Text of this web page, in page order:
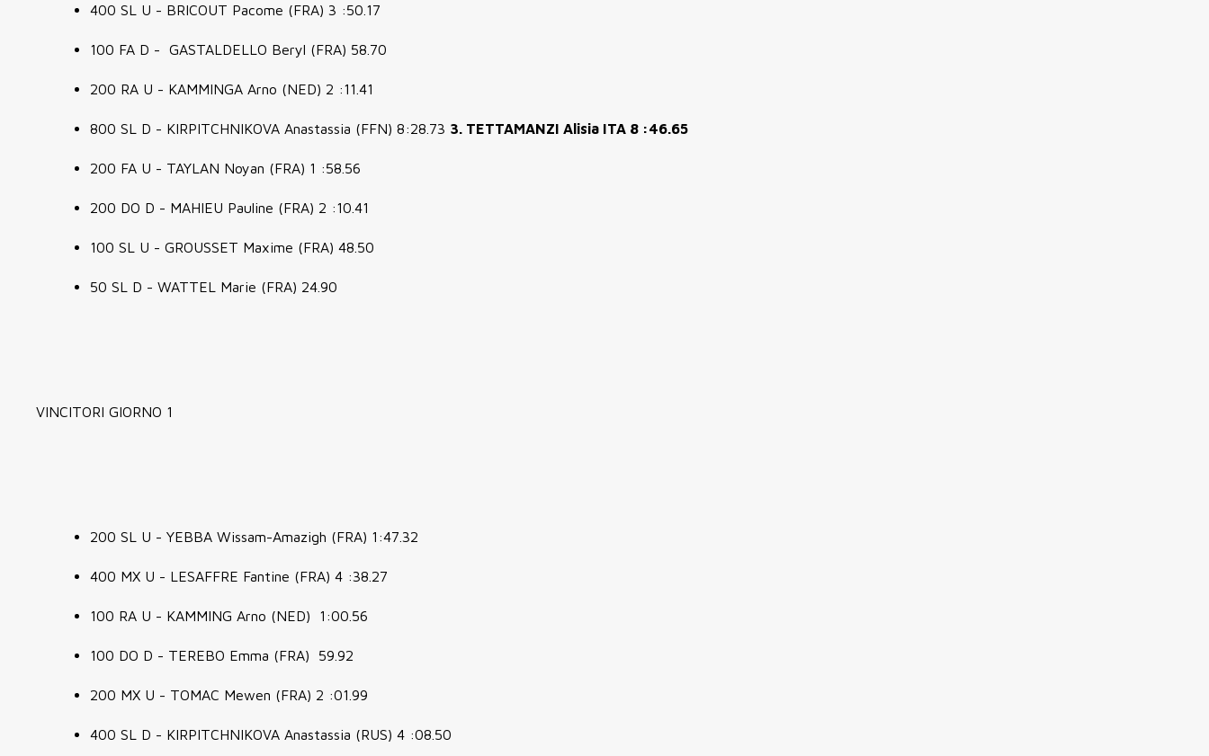
400 SL U - BRICOUT Pacome (FRA) 3 :50.17
100 FA D - GASTALDELLO Beryl (FRA) 58.70
200 RA U - KAMMINGA Arno (NED) 2 :11.41
800 SL D - KIRPITCHNIKOVA Anastassia (FFN) 8:28.73 3. TETTAMANZI Alisia ITA 8 :46.65
200 FA U - TAYLAN Noyan (FRA) 1 :58.56
200 DO D - MAHIEU Pauline (FRA) 2 :10.41
100 SL U - GROUSSET Maxime (FRA) 48.50
50 SL D - WATTEL Marie (FRA) 24.90
VINCITORI GIORNO 1
200 SL U - YEBBA Wissam-Amazigh (FRA) 1:47.32
400 MX U - LESAFFRE Fantine (FRA) 4 :38.27
100 RA U - KAMMING Arno (NED) 1:00.56
100 DO D - TEREBO Emma (FRA) 59.92
200 MX U - TOMAC Mewen (FRA) 2 :01.99
400 SL D - KIRPITCHNIKOVA Anastassia (RUS) 4 :08.50